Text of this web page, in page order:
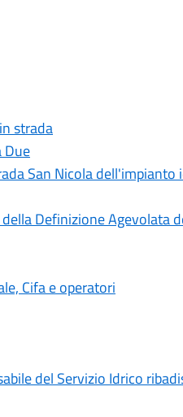
strada
Due
San Nicola dell'impianto
Definizione Agevolata
Cifa e operatori
del Servizio Idrico